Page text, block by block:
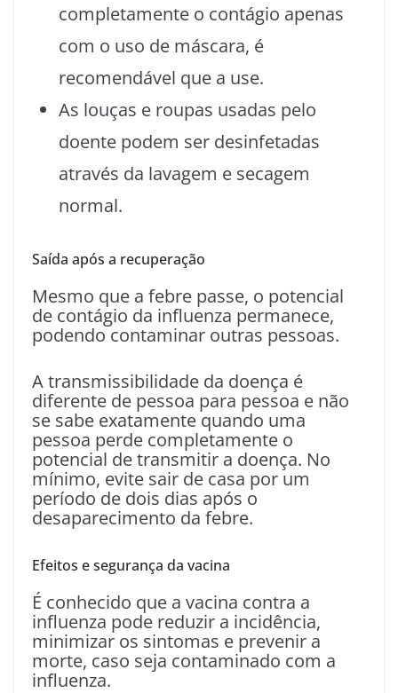
completamente o contágio apenas
com o uso de máscara, é
recomendável que a use.
As louças e roupas usadas pelo
doente podem ser desinfetadas
através da lavagem e secagem
normal.
Saída após a recuperação
Mesmo que a febre passe, o potencial
de contágio da influenza permanece,
podendo contaminar outras pessoas.
A transmissibilidade da doença é
diferente de pessoa para pessoa e não
se sabe exatamente quando uma
pessoa perde completamente o
potencial de transmitir a doença. No
mínimo, evite sair de casa por um
período de dois dias após o
desaparecimento da febre.
Efeitos e segurança da vacina
É conhecido que a vacina contra a
influenza pode reduzir a incidência,
minimizar os sintomas e prevenir a
morte, caso seja contaminado com a
influenza.